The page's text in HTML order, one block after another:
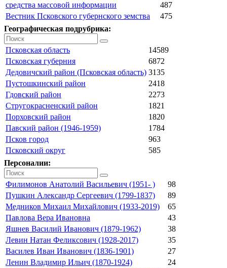
средства массовой информации
487
Вестник Псковского губернского земства
475
Географическая подрубрика:
Псковская область
14589
Псковская губерния
6872
Дедовичский район (Псковская область) 3135
Пустошкинский район
2418
Гдовский район
2273
Стругокрасненский район
1821
Порховский район
1820
Павский район (1946-1959)
1784
Псков город
963
Псковский округ
585
Персоналии:
Филимонов Анатолий Васильевич (1951- )
98
Пушкин Александр Сергеевич (1799-1837)
89
Медников Михаил Михайлович (1933-2019)
65
Павлова Вера Ивановна
43
Яшнев Василий Иванович (1879-1962)
38
Левин Натан Феликсович (1928-2017)
35
Василев Иван Иванович (1836-1901)
27
Ленин Владимир Ильич (1870-1924)
24